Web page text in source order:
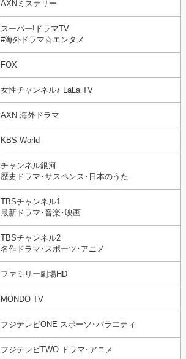
AXNミステリー
スーパー!ドラマTV
#海外ドラマ☆エンタメ
FOX
女性チャンネル♪ LaLa TV
AXN 海外ドラマ
KBS World
チャンネル銀河
歴史ドラマ･サスペンス･日本のうた
TBSチャンネル1
最新ドラマ･音楽･映画
TBSチャンネル2
名作ドラマ･スポーツ･アニメ
ファミリー劇場HD
MONDO TV
フジテレビONE スポーツ･バラエティ
フジテレビTWO ドラマ･アニメ